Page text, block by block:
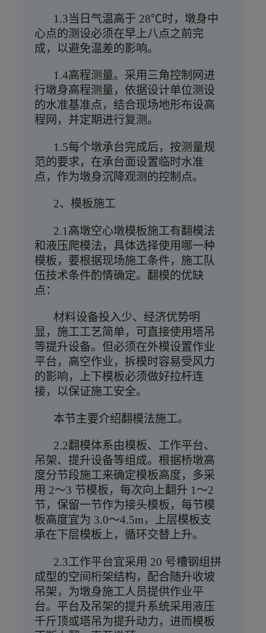
1.3当日气温高于 28℃时，墩身中
心点的测设必须在早上八点之前完
成，以避免温差的影响。
1.4高程测量。采用三角控制网进
行墩身高程测量，依据设计单位测设
的水准基准点，结合现场地形布设高
程网，并定期进行复测。
1.5每个墩承台完成后，按测量规
范的要求，在承台面设置临时水准
点，作为墩身沉降观测的控制点。
2、模板施工
2.1高墩空心墩模板施工有翻模法
和液压爬模法，具体选择使用哪一种
模板，要根据现场施工条件，施工队
伍技术条件酌情确定。翻模的优缺
点：
材料设备投入少、经济优势明
显，施工工艺简单，可直接使用塔吊
等提升设备。但必须在外模设置作业
平台，高空作业，拆模时容易受风力
的影响，上下模板必须做好拉杆连
接，以保证施工安全。
本节主要介绍翻模法施工。
2.2翻模体系由模板、工作平台、
吊架、提升设备等组成。根据桥墩高
度分节段施工来确定模板高度，多采
用 2～3 节模板，每次向上翻升 1～2
节，保留一节作为接头模板，每节模
板高度宜为 3.0～4.5m，上层模板支
承在下层模板上，循环交替上升。
2.3工作平台宜采用 20 号槽钢组拼
成型的空间桁架结构，配合随升收坡
吊架，为墩身施工人员提供作业平
台。平台及吊架的提升系统采用液压
千斤顶或塔吊为提升动力，进而模板